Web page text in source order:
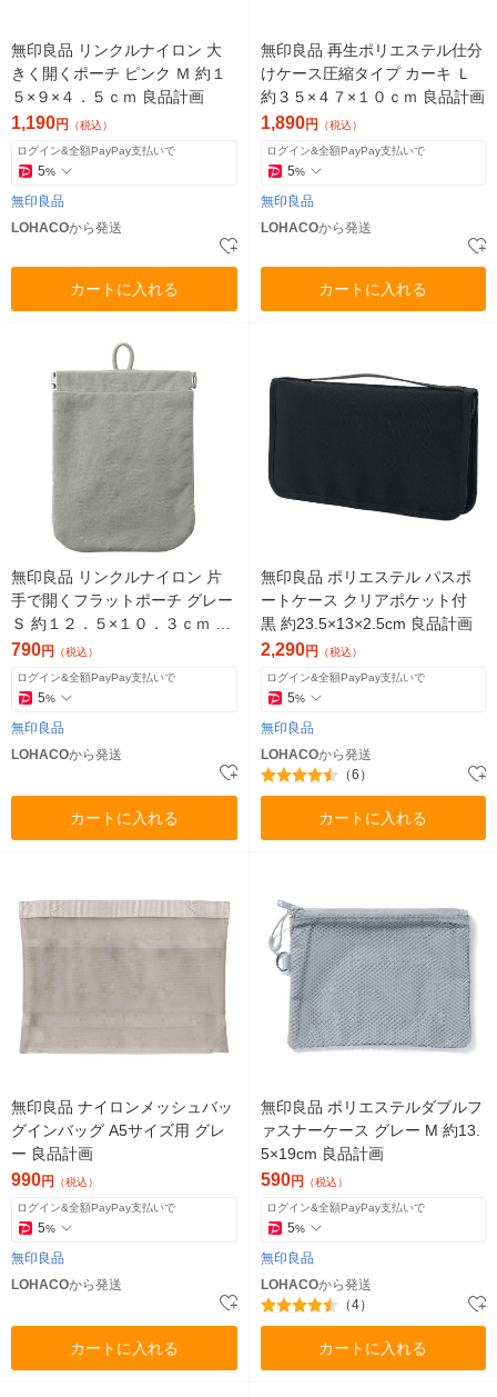
無印良品 リンクルナイロン 大
きく開くポーチ ピンク Ｍ 約１
５×９×４．５ｃｍ 良品計画
1,190円 （税込）
ログイン&全額PayPay支払いで
5%
無印良品
LOHACOから発送
カートに入れる
無印良品 再生ポリエステル仕分
けケース圧縮タイプ カーキ Ｌ
約３５×４７×１０ｃｍ 良品計画
1,890円 （税込）
ログイン&全額PayPay支払いで
5%
無印良品
LOHACOから発送
カートに入れる
無印良品 リンクルナイロン 片
手で開くフラットポーチ グレー
Ｓ 約１２．５×１０．３ｃｍ 良
品計画
790円 （税込）
ログイン&全額PayPay支払いで
5%
無印良品
LOHACOから発送
カートに入れる
無印良品 ポリエステル パスポ
ートケース クリアポケット付
黒 約23.5×13×2.5cm 良品計画
2,290円 （税込）
ログイン&全額PayPay支払いで
5%
無印良品
LOHACOから発送
（6）
カートに入れる
無印良品 ナイロンメッシュバッ
グインバッグ A5サイズ用 グレ
ー 良品計画
990円 （税込）
ログイン&全額PayPay支払いで
5%
無印良品
LOHACOから発送
カートに入れる
無印良品 ポリエステルダブルフ
ァスナーケース グレー M 約13.
5×19cm 良品計画
590円 （税込）
ログイン&全額PayPay支払いで
5%
無印良品
LOHACOから発送
（4）
カートに入れる